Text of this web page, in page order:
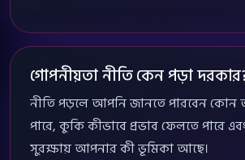
গোপনীয়তা নীতি কেন পড়া
নীতি পড়লে আপনি জানতে পারবেন কোন
পারে, কুকি কীভাবে প্রভাব ফেলতে পারে
সুরক্ষায় আপনার কী ভূমিকা আছে।